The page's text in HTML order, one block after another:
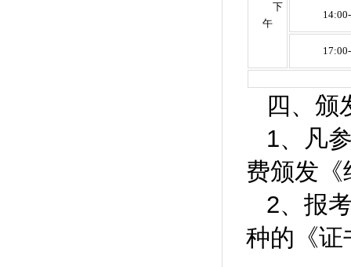
下
午
四、颁
1、凡
费颁发《
2、报
种的《证